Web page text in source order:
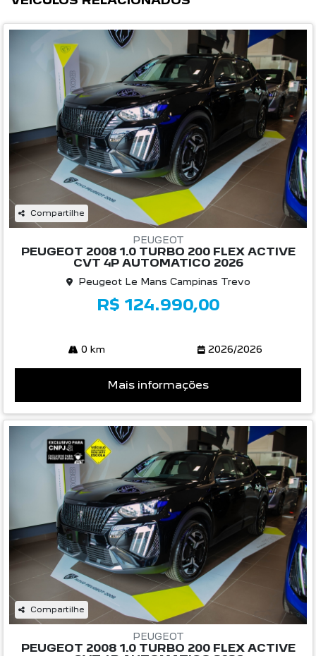
Compartilhe
PEUGEOT
PEUGEOT 2008 1.0 TURBO 200 FLEX ACTIVE
CVT 4P AUTOMATICO 2026
Peugeot Le Mans Campinas Trevo
R$ 124.990,00
0 km 2026/2026
Mais informações
Compartilhe
PEUGEOT
PEUGEOT 2008 1.0 TURBO 200 FLEX ACTIVE